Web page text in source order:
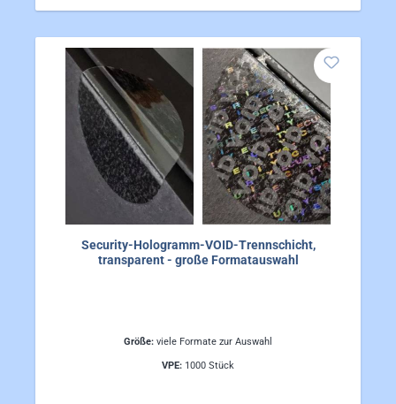
Security-Hologramm-VOID-Trennschicht,
transparent - große Formatauswahl
Größe: viele Formate zur Auswahl
VPE: 1000 Stück